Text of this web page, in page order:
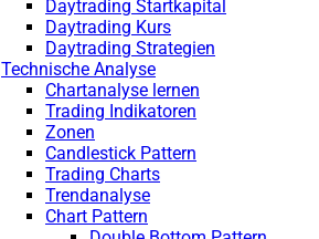
Daytrading Startkapital
Daytrading Kurs
Daytrading Strategien
Technische Analyse
Chartanalyse lernen
Trading Indikatoren
Zonen
Candlestick Pattern
Trading Charts
Trendanalyse
Chart Pattern